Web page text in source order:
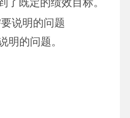
了既定的绩效目标。
要说明的问题
明的问题。